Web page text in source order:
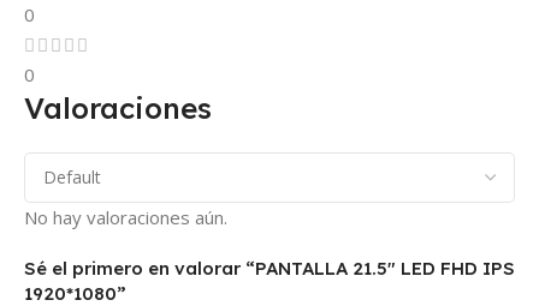
0
0
Valoraciones
No hay valoraciones aún.
Sé el primero en valorar “PANTALLA 21.5″ LED FHD IPS
1920*1080”